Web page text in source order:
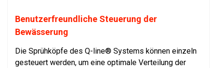
Benutzerfreundliche Steuerung der
Bewässerung
Die Sprühköpfe des Q-line® Systems können einzeln
gesteuert werden, um eine optimale Verteilung der